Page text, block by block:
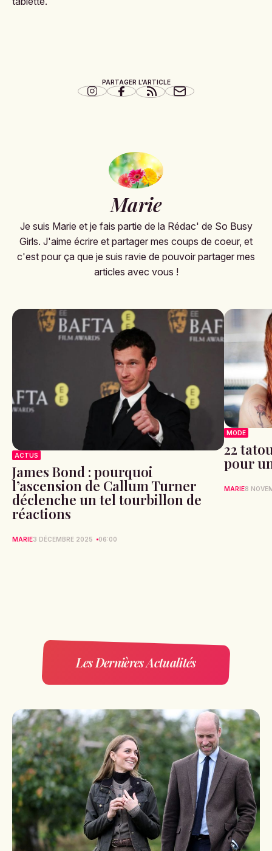
PARTAGER L'ARTICLE
Marie
Je suis Marie et je fais partie de la Rédac' de So Busy
Girls. J'aime écrire et partager mes coups de coeur, et
c'est pour ça que je suis ravie de pouvoir partager mes
articles avec vous !
ACTUS
James Bond : pourquoi
l’ascension de Callum Turner
déclenche un tel tourbillon de
réactions
MARIE3 DÉCEMBRE 2025 06:00
MODE
22
pour
MARIE8
Les Dernières Actualités